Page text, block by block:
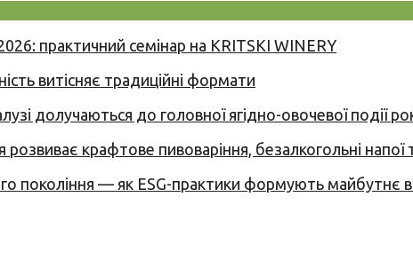
практичний семінар на KRITSKI WINERY
витісняє традиційні формати
долучаються до головної ягідно-овочевої події
крафтове пивоваріння, безалкогольні напої
покоління — як ESG-практики формують майбутнє